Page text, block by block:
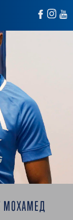
МОХАМЕД